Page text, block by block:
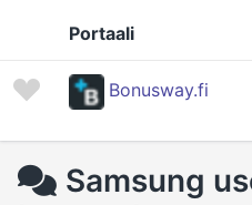
Portaali
Bonusway.fi
Samsung